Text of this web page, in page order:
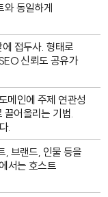
동일하게
접두사. 형태로
신뢰도 공유가
메인에 주제 연관성
어올리는 기법.
.
, 브랜드, 인물 등을
서는 호스트